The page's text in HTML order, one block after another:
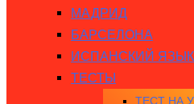
МАДРИД
БАРСЕЛОНА
ИСПАНСКИЙ ЯЗЫК
ТЕСТЫ
ТЕСТ НА